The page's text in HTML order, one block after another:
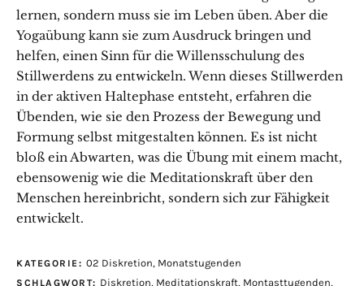
lernen, sondern muss sie im Leben üben. Aber die
Yogaübung kann sie zum Ausdruck bringen und
helfen, einen Sinn für die Willensschulung des
Stillwerdens zu entwickeln. Wenn dieses Stillwerden
in der aktiven Haltephase entsteht, erfahren die
Übenden, wie sie den Prozess der Bewegung und
Formung selbst mitgestalten können. Es ist nicht
bloß ein Abwarten, was die Übung mit einem macht,
ebensowenig wie die Meditationskraft über den
Menschen hereinbricht, sondern sich zur Fähigkeit
entwickelt.
KATEGORIE: 02 Diskretion, Monatstugenden
SCHLAGWORT: Diskretion, Meditationskraft, Montasttugenden,